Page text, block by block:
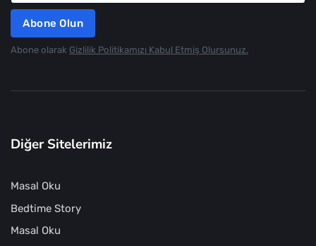
Abone Olun
Abone olarak Gizlilik Politikamızı Kabul Etmiş Olursunuz.
Diğer Sitelerimiz
Masal Oku
Bedtime Story
Masal Oku